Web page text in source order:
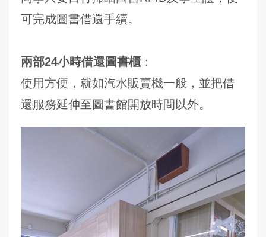
可完成圖書借還手續。
兩部24小時借還圖書櫃 ：
使用方便，就如汽水販賣機一般，並把借
還服務延伸至圖書館開放時間以外。